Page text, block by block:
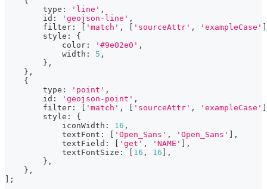
        type
: 'line' ,
        id
: 'geojson-line' ,
        filter
: [ 'match' , [ 'sourceAttr' , 'exampleCase' ]
        style
:
{
            color
: '#9e02e0' ,
            width
: 5 ,
} ,
} ,
{
        type
: 'point' ,
        id
: 'geojson-point' ,
        filter
: [ 'match' , [ 'sourceAttr' , 'exampleCase' ]
        style
:
{
            iconWidth
: 16 ,
            textFont
: [ 'Open_Sans' , 'Open_Sans' ] ,
            textField
: [ 'get' , 'NAME' ] ,
            textFontSize
: [ 16 , 16 ] ,
} ,
} ,
] ;